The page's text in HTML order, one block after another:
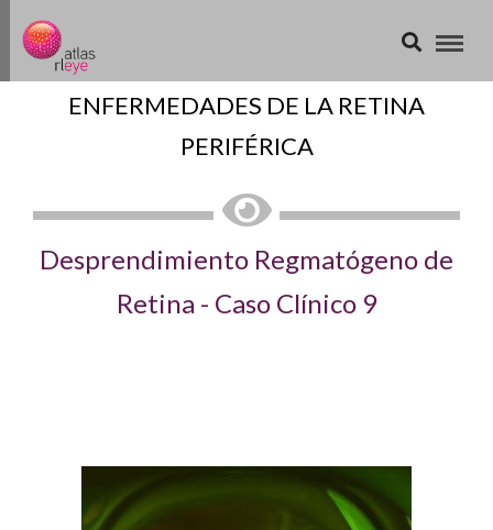
ENFERMEDADES DE LA RETINA
PERIFÉRICA
Desprendimiento Regmatógeno de
Retina - Caso Clínico 9